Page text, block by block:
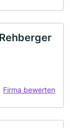
Firma bewerten